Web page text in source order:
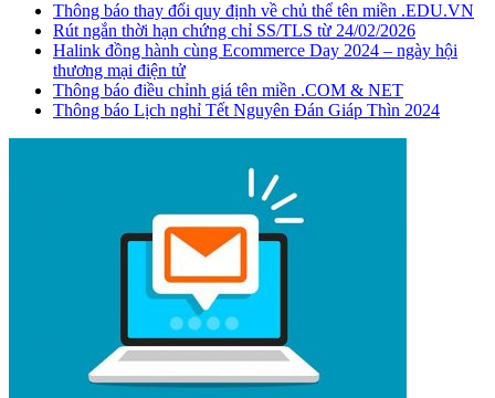
Thông báo thay đổi quy định về chủ thể tên miền .EDU.VN
Rút ngắn thời hạn chứng chỉ SS/TLS từ 24/02/2026
Halink đồng hành cùng Ecommerce Day 2024 – ngày hội
thương mại điện tử
Thông báo điều chỉnh giá tên miền .COM & NET
Thông báo Lịch nghỉ Tết Nguyên Đán Giáp Thìn 2024